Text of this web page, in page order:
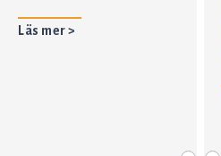
Läs mer >